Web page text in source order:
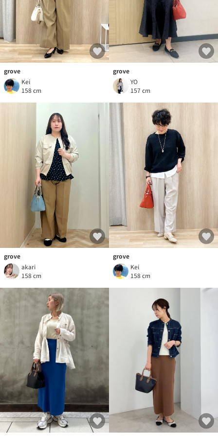
grove
Kei
158 cm
grove
YO
157 cm
grove
akari
158 cm
grove
Kei
158 cm